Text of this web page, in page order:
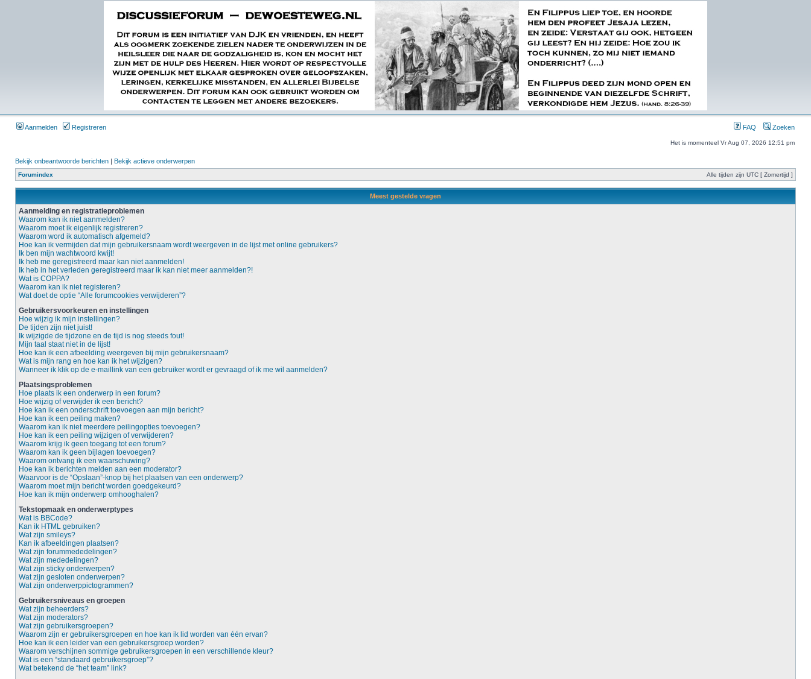
Aanmelden Registreren FAQ Zoeken
Het is momenteel Vr Aug 07, 2026 12:51 pm
Bekijk onbeantwoorde berichten | Bekijk actieve onderwerpen
Forumindex Alle tijden zijn UTC [ Zomertijd ]
Meest gestelde vragen
Aanmelding en registratieproblemen
Waarom kan ik niet aanmelden?
Waarom moet ik eigenlijk registreren?
Waarom word ik automatisch afgemeld?
Hoe kan ik vermijden dat mijn gebruikersnaam wordt weergeven in de lijst met online gebruikers?
Ik ben mijn wachtwoord kwijt!
Ik heb me geregistreerd maar kan niet aanmelden!
Ik heb in het verleden geregistreerd maar ik kan niet meer aanmelden?!
Wat is COPPA?
Waarom kan ik niet registeren?
Wat doet de optie “Alle forumcookies verwijderen”?
Gebruikersvoorkeuren en instellingen
Hoe wijzig ik mijn instellingen?
De tijden zijn niet juist!
Ik wijzigde de tijdzone en de tijd is nog steeds fout!
Mijn taal staat niet in de lijst!
Hoe kan ik een afbeelding weergeven bij mijn gebruikersnaam?
Wat is mijn rang en hoe kan ik het wijzigen?
Wanneer ik klik op de e-maillink van een gebruiker wordt er gevraagd of ik me wil aanmelden?
Plaatsingsproblemen
Hoe plaats ik een onderwerp in een forum?
Hoe wijzig of verwijder ik een bericht?
Hoe kan ik een onderschrift toevoegen aan mijn bericht?
Hoe kan ik een peiling maken?
Waarom kan ik niet meerdere peilingopties toevoegen?
Hoe kan ik een peiling wijzigen of verwijderen?
Waarom krijg ik geen toegang tot een forum?
Waarom kan ik geen bijlagen toevoegen?
Waarom ontvang ik een waarschuwing?
Hoe kan ik berichten melden aan een moderator?
Waarvoor is de “Opslaan”-knop bij het plaatsen van een onderwerp?
Waarom moet mijn bericht worden goedgekeurd?
Hoe kan ik mijn onderwerp omhooghalen?
Tekstopmaak en onderwerptypes
Wat is BBCode?
Kan ik HTML gebruiken?
Wat zijn smileys?
Kan ik afbeeldingen plaatsen?
Wat zijn forummededelingen?
Wat zijn mededelingen?
Wat zijn sticky onderwerpen?
Wat zijn gesloten onderwerpen?
Wat zijn onderwerppictogrammen?
Gebruikersniveaus en groepen
Wat zijn beheerders?
Wat zijn moderators?
Wat zijn gebruikersgroepen?
Waarom zijn er gebruikersgroepen en hoe kan ik lid worden van één ervan?
Hoe kan ik een leider van een gebruikersgroep worden?
Waarom verschijnen sommige gebruikersgroepen in een verschillende kleur?
Wat is een “standaard gebruikersgroep”?
Wat betekend de “het team” link?